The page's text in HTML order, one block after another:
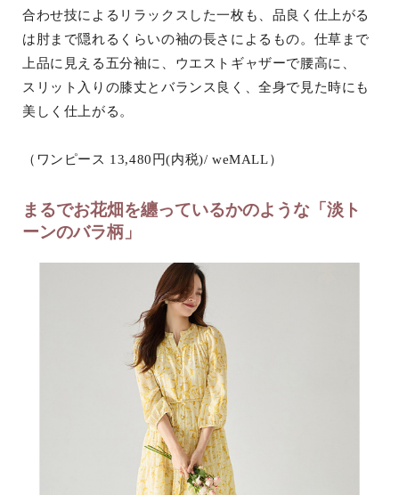
合わせ技によるリラックスした一枚も、品良く仕上がる
は肘まで隠れるくらいの袖の長さによるもの。仕草まで
上品に見える五分袖に、ウエストギャザーで腰高に、
スリット入りの膝丈とバランス良く、全身で見た時にも
美しく仕上がる。
（ワンピース 13,480円(内税)/ weMALL）
まるでお花畑を纏っているかのような「淡ト
ーンのバラ柄」